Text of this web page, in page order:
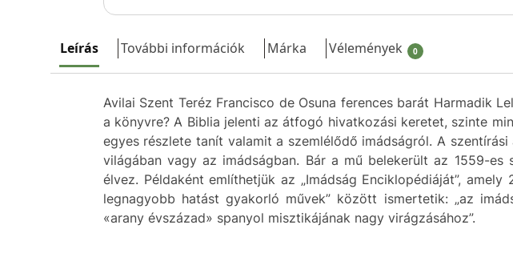
Leírás További információk Márka Vélemények 0
Avilai Szent Teréz Francisco de Osuna ferences barát Harmadik
a könyvre? A Biblia jelenti az átfogó hivatkozási keretet, szinte
egyes részlete tanít valamit a szemlélődő imádságról. A
világában vagy az imádságban. Bár a mű belekerült az 1559-
élvez. Példaként említhetjük az „Imádság Enciklopédiáját”,
legnagyobb hatást gyakorló művek” között ismertetik: „az
«arany évszázad» spanyol misztikájának nagy virágzásához”.